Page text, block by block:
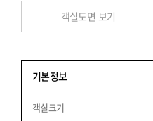
객실도면 보기
기본정보
객실크기